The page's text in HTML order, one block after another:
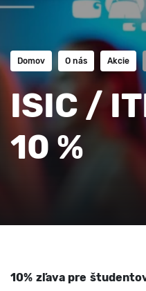
Domov O nás Akcie
ISIC /
10 %
10% zľava pre